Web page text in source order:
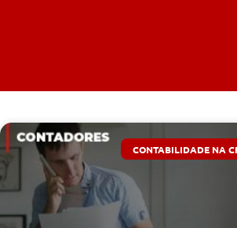
CONTABILIDADE NA